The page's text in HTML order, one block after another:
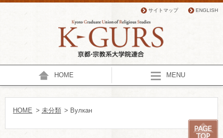
サイトマップ ENGLISH
HOME MENU
HOME > 未分類 > Вулкан